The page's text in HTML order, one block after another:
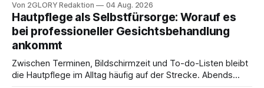
besitzt, loggt sich heute über das Vodafone E-Mail & Cloud
Portal ein. Der klassische Arcor Login über mail.
Von 2GLORY Redaktion 04 Aug. 2026
Hautpflege als Selbstfürsorge: Worauf es
bei professioneller Gesichtsbehandlung
ankommt
Zwischen Terminen, Bildschirmzeit und To-do-Listen bleibt
die Hautpflege im Alltag häufig auf der Strecke. Abends